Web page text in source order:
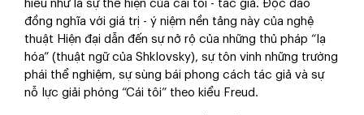
hiểu như là sự thể hiện của cái tôi - tác giả. Độc đáo
đồng nghĩa với giá trị - ý niệm nền tảng này của nghệ
thuật Hiện đại dẫn đến sự nở rộ của những thủ pháp “lạ
hóa” (thuật ngữ của Shklovsky), sự tôn vinh những trường
phái thể nghiệm, sự sùng bái phong cách tác giả và sự
nỗ lực giải phóng “Cái tôi” theo kiểu Freud.